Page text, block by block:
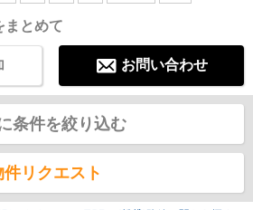
まとめて
お問い合わせ
条件を絞り込む
件リクエスト